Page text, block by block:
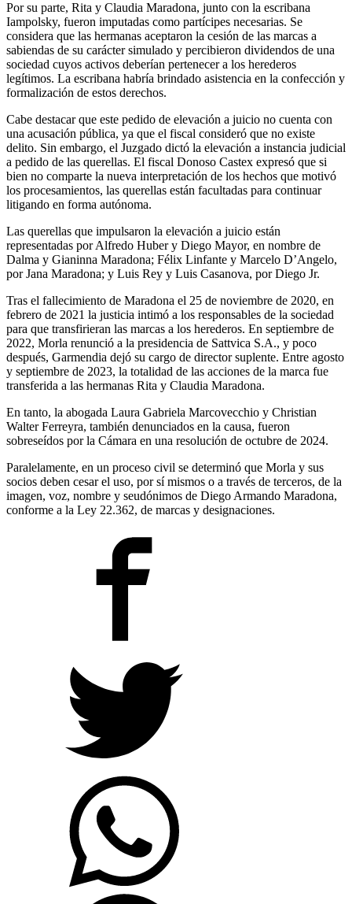
Por su parte, Rita y Claudia Maradona, junto con la escribana
Iampolsky, fueron imputadas como partícipes necesarias. Se
considera que las hermanas aceptaron la cesión de las marcas a
sabiendas de su carácter simulado y percibieron dividendos de una
sociedad cuyos activos deberían pertenecer a los herederos
legítimos. La escribana habría brindado asistencia en la confección y
formalización de estos derechos.
Cabe destacar que este pedido de elevación a juicio no cuenta con
una acusación pública, ya que el fiscal consideró que no existe
delito. Sin embargo, el Juzgado dictó la elevación a instancia judicial
a pedido de las querellas. El fiscal Donoso Castex expresó que si
bien no comparte la nueva interpretación de los hechos que motivó
los procesamientos, las querellas están facultadas para continuar
litigando en forma autónoma.
Las querellas que impulsaron la elevación a juicio están
representadas por Alfredo Huber y Diego Mayor, en nombre de
Dalma y Gianinna Maradona; Félix Linfante y Marcelo D’Angelo,
por Jana Maradona; y Luis Rey y Luis Casanova, por Diego Jr.
Tras el fallecimiento de Maradona el 25 de noviembre de 2020, en
febrero de 2021 la justicia intimó a los responsables de la sociedad
para que transfirieran las marcas a los herederos. En septiembre de
2022, Morla renunció a la presidencia de Sattvica S.A., y poco
después, Garmendia dejó su cargo de director suplente. Entre agosto
y septiembre de 2023, la totalidad de las acciones de la marca fue
transferida a las hermanas Rita y Claudia Maradona.
En tanto, la abogada Laura Gabriela Marcovecchio y Christian
Walter Ferreyra, también denunciados en la causa, fueron
sobreseídos por la Cámara en una resolución de octubre de 2024.
Paralelamente, en un proceso civil se determinó que Morla y sus
socios deben cesar el uso, por sí mismos o a través de terceros, de la
imagen, voz, nombre y seudónimos de Diego Armando Maradona,
conforme a la Ley 22.362, de marcas y designaciones.